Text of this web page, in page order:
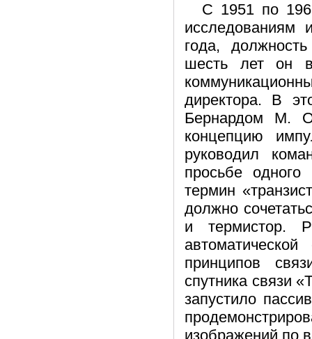
С 1951 по
исследованиям
года,
шесть лет он
директора. В
Бернардом М.
концепцию
руководил
просьбе
термин
должно
и термистор.
принципов
спутника связи
запустило
изображений по